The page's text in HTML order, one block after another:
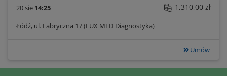
20 sie 14:25
Łódź, ul. Fabryczna 17 (LUX MED Diagnostyka)
1,310,00 zł
Umów